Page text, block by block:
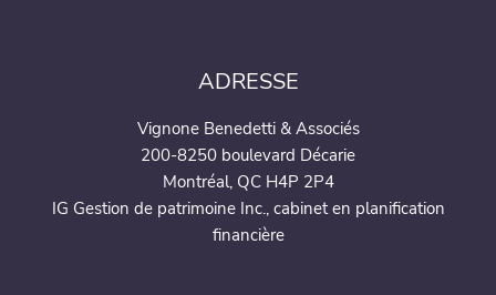
ADRESSE
Vignone Benedetti & Associés
200-8250 boulevard Décarie
Montréal, QC H4P 2P4
IG Gestion de patrimoine Inc., cabinet en planification
financière